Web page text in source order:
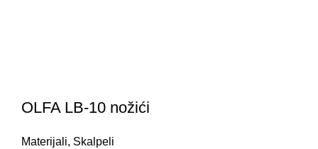
OLFA LB-10 nožići
Materijali, Skalpeli